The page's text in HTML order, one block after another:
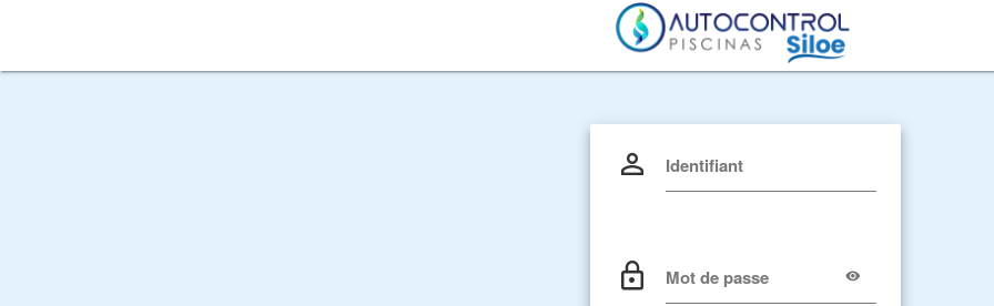
Identifiant
Mot de passe